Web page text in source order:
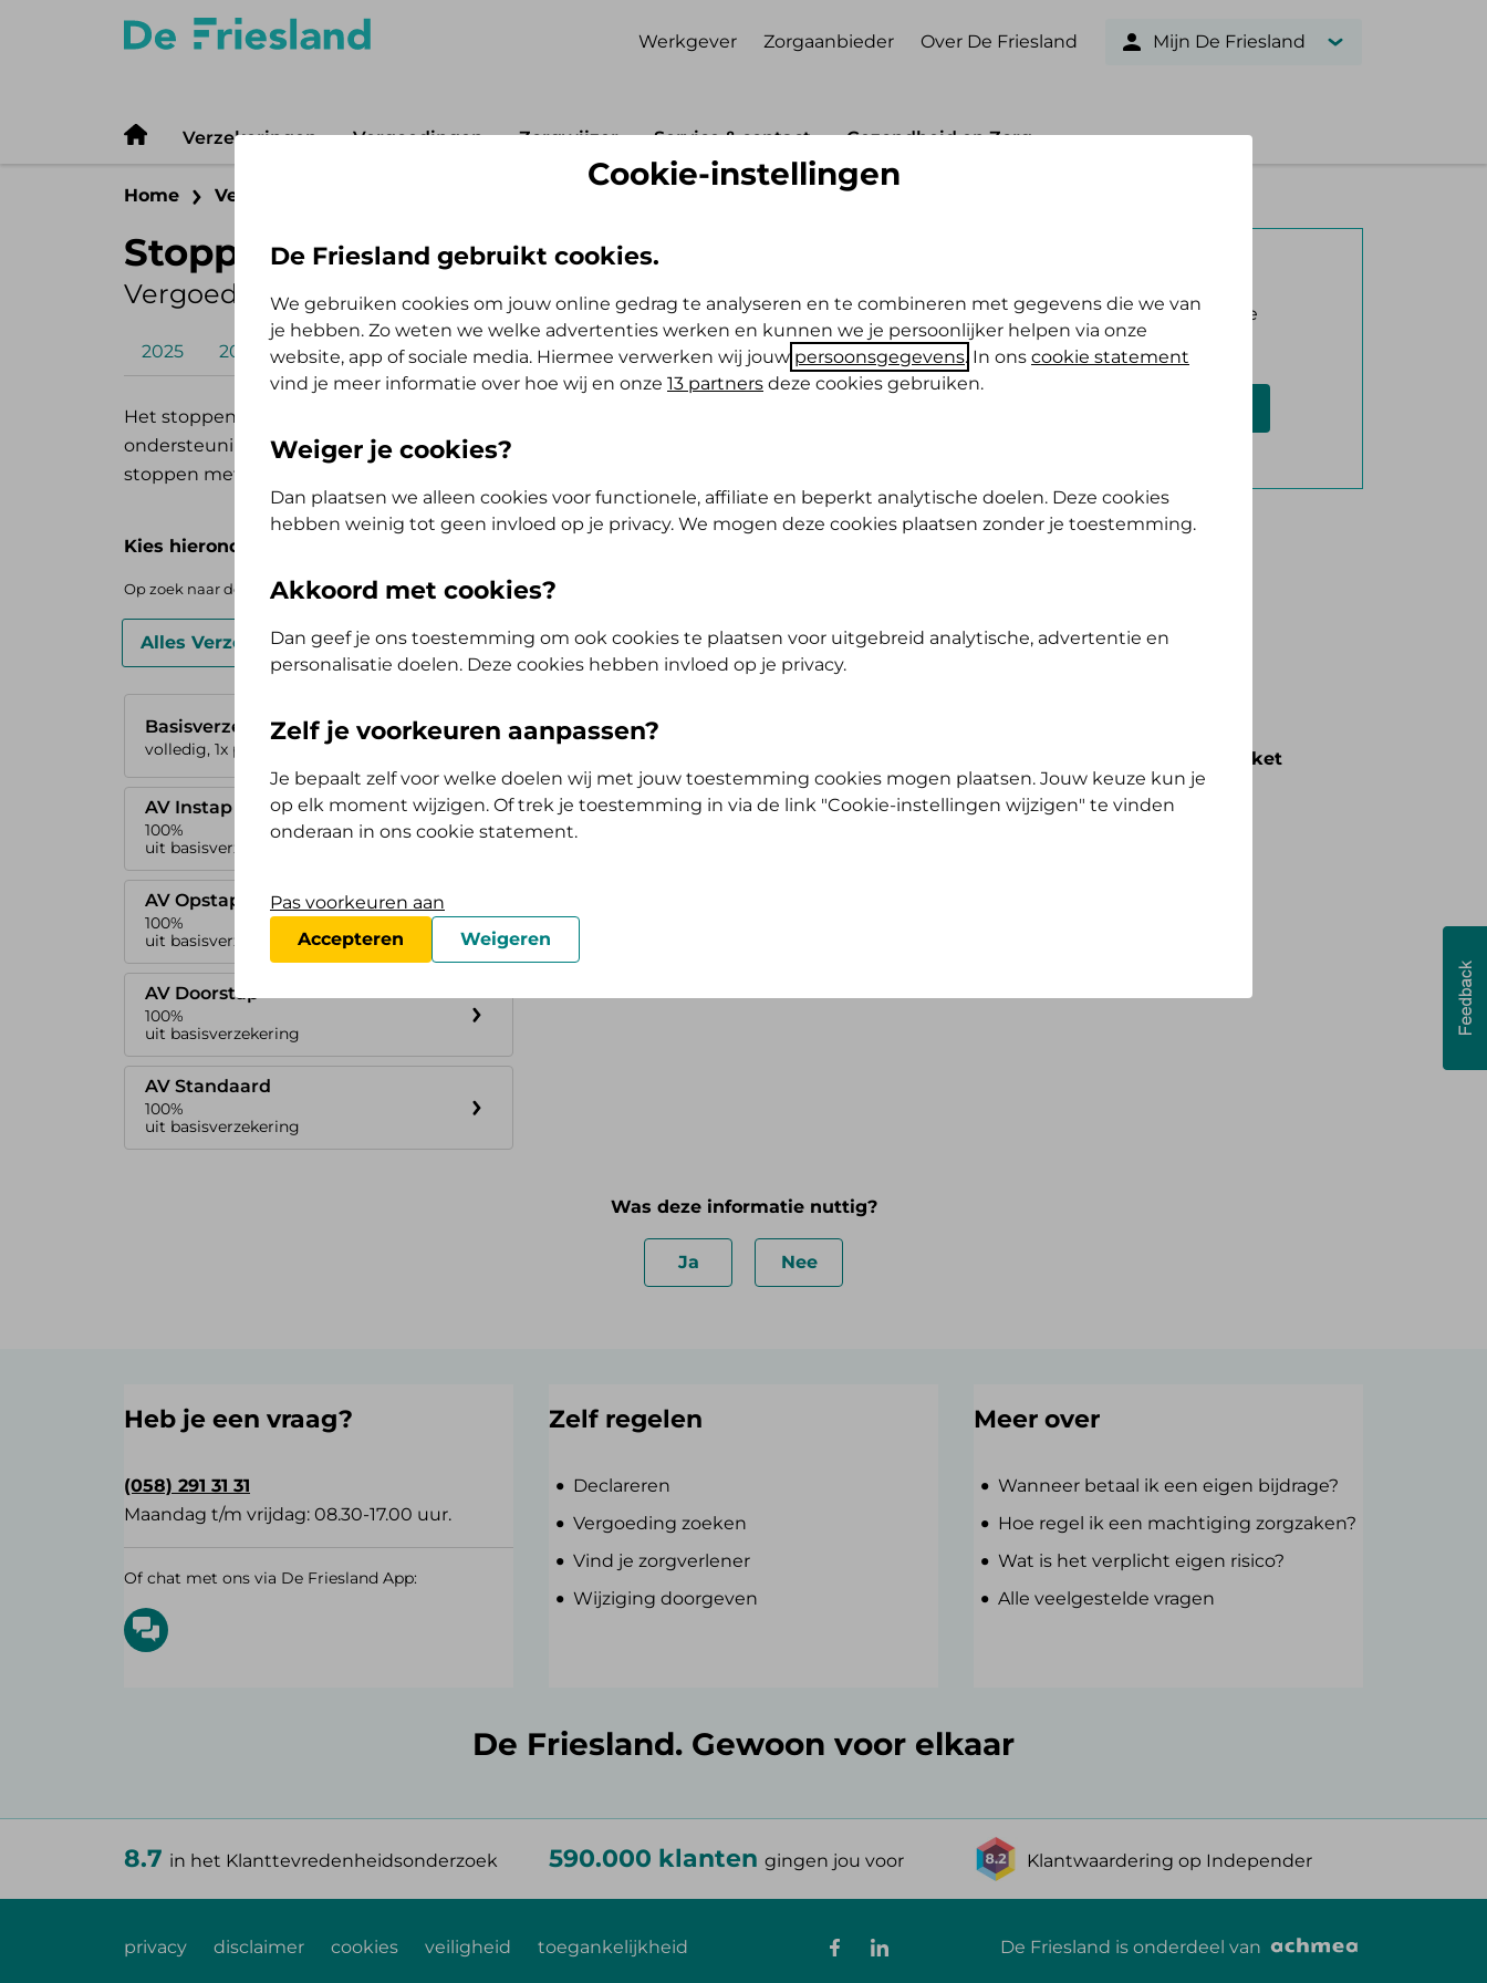
Werkgever Zorgaanbieder Over De Friesland Mijn De Friesland
Verzekeringen Vergoedingen Zorgwijzer Service & contact Gezondheid en Zorg
Home Vergoedingen Stoppen-met-rokenprogramma
Stoppen-met-rokenprogramma
Vergoeding 2022
2025 2026
Het stoppen-met-rokenprogramma bestaat uit een combinatie van gedragsveranderende
ondersteuning en geneesmiddelen (o.a. nicotinepleisters en -kauwgum) met als doel
stoppen met roken.
Log in met DigiD en bekijk je
vergoeding.
Kies hieronder je basisverzekering
Op zoek naar de vergoedingen voor de AV (Tand) Opstap of AV (Tand) Doorstap? Kies dan voor de basisverzekering Zelf Bewust Polis.
Alles Verzorgd Polis Zelf Bewust Polis
Basisverzekering
volledig, 1x per jaar
Kies je pakket en bekijk de vergoedingen en voorwaarden die bij het pakket
horen.
AV Instap
100%
uit basisverzekering
AV Opstap
100%
uit basisverzekering
AV Doorstap
100%
uit basisverzekering
AV Standaard
100%
uit basisverzekering
Was deze informatie nuttig?
Ja Nee
Heb je een vraag?
(058) 291 31 31
Maandag t/m vrijdag: 08.30-17.00 uur.
Of chat met ons via De Friesland App:
Zelf regelen
Declareren
Vergoeding zoeken
Vind je zorgverlener
Wijziging doorgeven
Meer over
Wanneer betaal ik een eigen bijdrage?
Hoe regel ik een machtiging zorgzaken?
Wat is het verplicht eigen risico?
Alle veelgestelde vragen
De Friesland. Gewoon voor elkaar
8.7 in het Klanttevredenheidsonderzoek 590.000 klanten gingen jou voor Klantwaardering op Independer
privacy disclaimer cookies veiligheid toegankelijkheid De Friesland is onderdeel van
Cookie-instellingen
De Friesland gebruikt cookies.
We gebruiken cookies om jouw online gedrag te analyseren en te combineren met gegevens die we van
je hebben. Zo weten we welke advertenties werken en kunnen we je persoonlijker helpen via onze
website, app of sociale media. Hiermee verwerken wij jouw persoonsgegevens. In ons cookie statement
vind je meer informatie over hoe wij en onze 13 partners deze cookies gebruiken.
Weiger je cookies?
Dan plaatsen we alleen cookies voor functionele, affiliate en beperkt analytische doelen. Deze cookies
hebben weinig tot geen invloed op je privacy. We mogen deze cookies plaatsen zonder je toestemming.
Akkoord met cookies?
Dan geef je ons toestemming om ook cookies te plaatsen voor uitgebreid analytische, advertentie en
personalisatie doelen. Deze cookies hebben invloed op je privacy.
Zelf je voorkeuren aanpassen?
Je bepaalt zelf voor welke doelen wij met jouw toestemming cookies mogen plaatsen. Jouw keuze kun je
op elk moment wijzigen. Of trek je toestemming in via de link "Cookie-instellingen wijzigen" te vinden
onderaan in ons cookie statement.
Pas voorkeuren aan
Accepteren
Weigeren